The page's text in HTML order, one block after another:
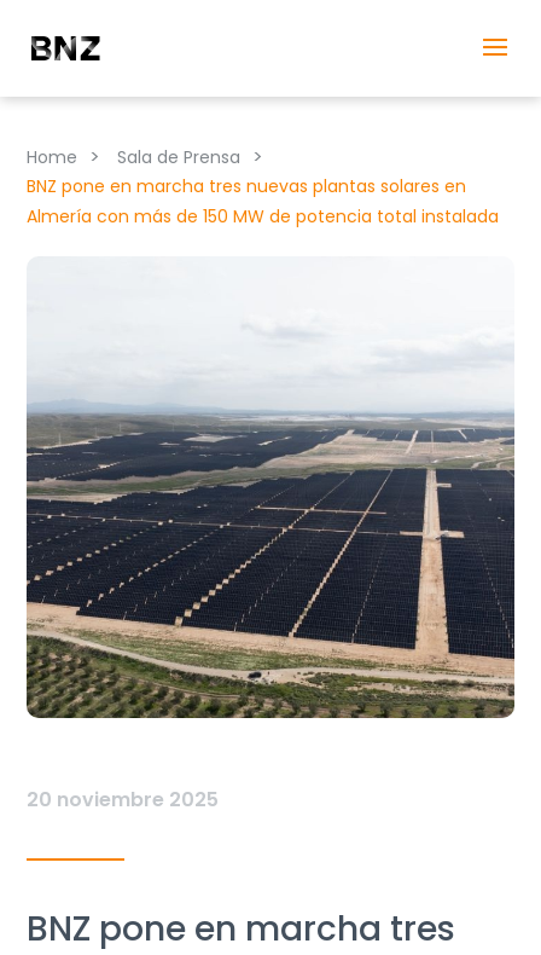
Home > Sala de Prensa >
BNZ pone en marcha tres nuevas plantas solares en
Almería con más de 150 MW de potencia total instalada
20 noviembre 2025
BNZ pone en marcha tres